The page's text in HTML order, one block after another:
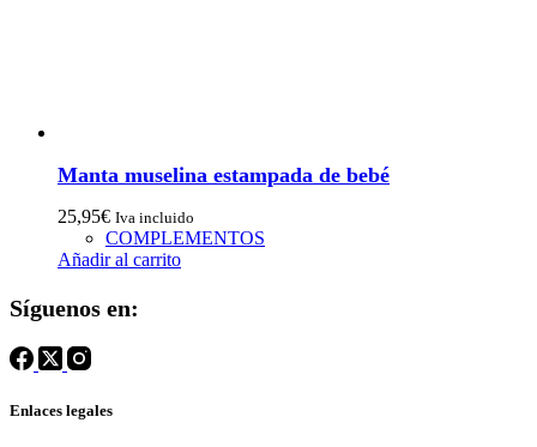
Manta muselina estampada de bebé
25,95€ Iva incluido
COMPLEMENTOS
Añadir al carrito
Síguenos en:
Enlaces legales